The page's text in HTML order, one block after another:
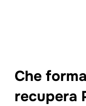
Che
recupera